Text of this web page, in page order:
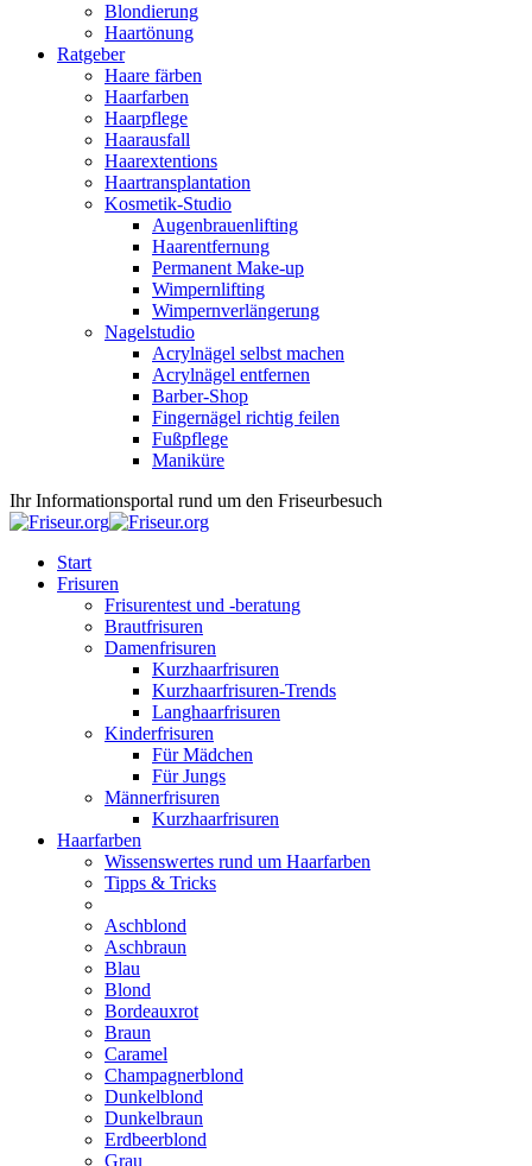
Blondierung
Haartönung
Ratgeber
Haare färben
Haarfarben
Haarpflege
Haarausfall
Haarextentions
Haartransplantation
Kosmetik-Studio
Augenbrauenlifting
Haarentfernung
Permanent Make-up
Wimpernlifting
Wimpernverlängerung
Nagelstudio
Acrylnägel selbst machen
Acrylnägel entfernen
Barber-Shop
Fingernägel richtig feilen
Fußpflege
Maniküre
Ihr Informationsportal rund um den Friseurbesuch
Start
Frisuren
Frisurentest und -beratung
Brautfrisuren
Damenfrisuren
Kurzhaarfrisuren
Kurzhaarfrisuren-Trends
Langhaarfrisuren
Kinderfrisuren
Für Mädchen
Für Jungs
Männerfrisuren
Kurzhaarfrisuren
Haarfarben
Wissenswertes rund um Haarfarben
Tipps & Tricks
Aschblond
Aschbraun
Blau
Blond
Bordeauxrot
Braun
Caramel
Champagnerblond
Dunkelblond
Dunkelbraun
Erdbeerblond
Grau